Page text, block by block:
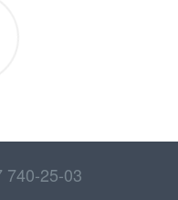
740-25-03